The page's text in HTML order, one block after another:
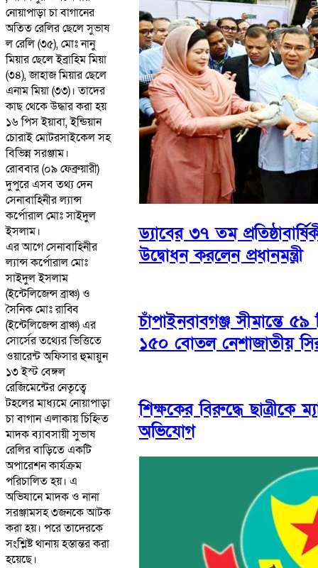
নোয়াপাড়া চা বাগানের
অতিত রেলির ছেলে সুভাষ
ল রেলি (৩৫), মোঃ নানু
মিয়ার ছেলে ইব্রাহিম মিয়া
(৩৪), জাহাজ মিয়ার ছেলে
এনাম মিয়া (৩৩)। তাদের
কাছ থেকে উদ্ধার করা হয়
১৬ পিস ইয়াবা, ইন্ডিয়ান
চোরাই মোটরসাইকেল সহ
বিভিন্ন সরঞ্জাম।
রোববার (০৯ ফেব্রুয়ারী)
দুপুরে এসব তথ্য দেন
সেনাবাহিনীর ল্যান্স
কর্পোরাল মোঃ সাইদুল
ইসলাম।
এর আগে সেনাবাহিনীর
ল্যান্স কর্পোরাল মোঃ
সাইদুল ইসলাম
(ইন্টেলিজেন্স ব্রাঞ্চ) ও
সৈনিক মোঃ রাব্বি
(ইন্টেলিজেন্স ব্রাঞ্চ) এর
সোর্সের তথ্যের ভিত্তিতে
ওয়ারেন্ট অফিসার হুমায়ুন
১৩ ইস্ট বেঙ্গল
রেজিমেন্টের নেতৃত্বে
টহলের মাধ্যমে নোয়াপাড়া
চা বাগান এলাকায় চিহ্নিত
মাদক ব্যাবসায়ী সুভাষ
রেলির বাড়িতে একটি
অপারেশন কার্যক্রম
পরিচালিত হয়। এ
অভিযানে মাদক ও নানা
সরঞ্জামসহ ৩জনকে আটক
করা হয়। পরে তাদেরকে
সংশ্লিষ্ট থানায় হস্তান্তর করা
হয়েছে।
ড্যাবের ৩৭ তম
উদ্বোধন করলেন প্রধানমন্ত্রী
চাঁপাইনবাবগঞ্জ সীমান্তে
১৫০ বোতল নেশাজাতীয়
শিক্ষকের বিরুদ্ধে ছাত্রীকে
অভিযোগ